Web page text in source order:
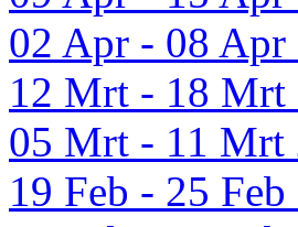
02 Apr - 08 Apr
12 Mrt - 18 Mrt
05 Mrt - 11 Mrt
19 Feb - 25